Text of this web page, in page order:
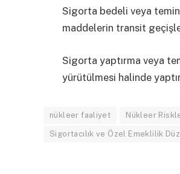
Sigorta bedeli veya
maddelerin transit
Sigorta yaptırma veya
yürütülmesi halinde
nükleer faaliyet Nükleer
Sigortacılık ve Özel Emeklilik